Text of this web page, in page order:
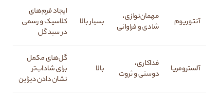
آنتوریوم
مهمان‌نوازی،
شادی و فراوانی
بسیار بالا
ایجاد فرم‌های
کلاسیک و رسمی
در سبد گل
آلسترومریا
فداکاری،
دوستی و ثروت
بالا
گل‌های مکمل
برای شاداب‌تر
نشان دادن دیزاین